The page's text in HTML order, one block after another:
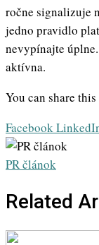
ročne signalizuje
jedno pravidlo
nevypínajte
aktívna.
You can share
Facebook
PR článok
Related